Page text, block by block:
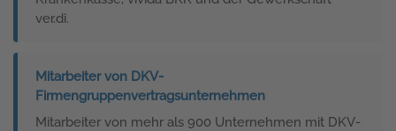
ver.di.
Mitarbeiter von DKV-
Firmengruppenvertragsunternehmen
Mitarbeiter von mehr als 900 Unternehmen mit DKV-